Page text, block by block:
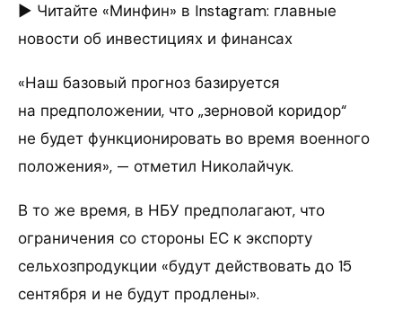
► Читайте «Минфин» в Instagram: главные
новости об инвестициях и финансах
«Наш базовый прогноз базируется
на предположении, что „зерновой коридор“
не будет функционировать во время военного
положения», — отметил Николайчук.
В то же время, в НБУ предполагают, что
ограничения со стороны ЕС к экспорту
сельхозпродукции «будут действовать до 15
сентября и не будут продлены».